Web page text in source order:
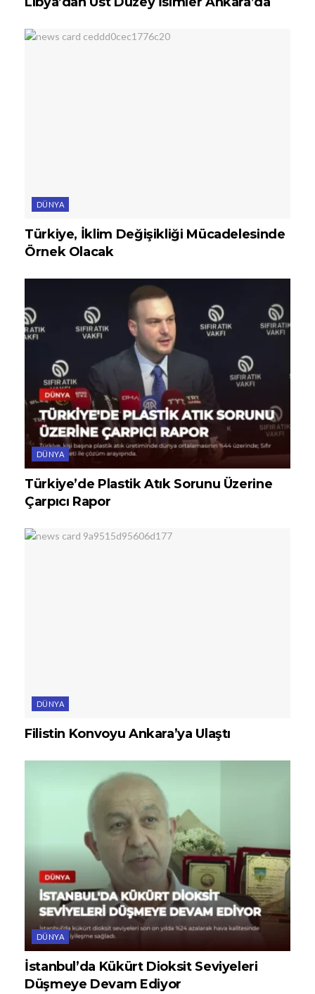
DÜNYA
Türkiye, İklim Değişikliği Mücadelesinde
Örnek Olacak
DÜNYA
Türkiye’de Plastik Atık Sorunu Üzerine
Çarpıcı Rapor
DÜNYA
Filistin Konvoyu Ankara’ya Ulaştı
DÜNYA
İstanbul’da Kükürt Dioksit Seviyeleri
Düşmeye Devam Ediyor